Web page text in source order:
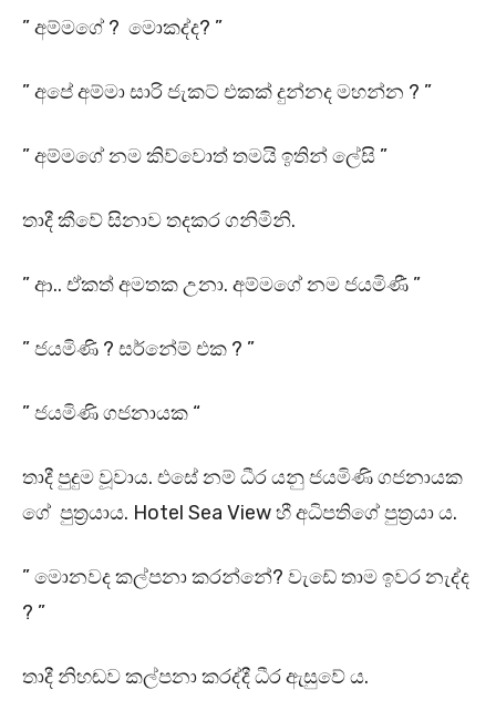
” අම්මගේ ? මොකද්ද? ”
” අපේ අම්මා සාරි ජැකට් එකක් දුන්නද මහන්න ? ”
” අම්මගේ නම කිව්වොත් තමයි ඉතින් ලේසි ”
තාදී කීවේ සිනාව තදකර ගනිමිනි.
” ආ.. ඒකත් අමතක උනා. අම්මගේ නම ජයමිණී ”
” ජයමිණි ? සර්නේම් එක ? ”
” ජයමිණි ගජනායක “
තාදී පුදුම වූවාය. එසේ නම් ධීර යනු ජයමිණි ගජනායක
ගේ පුත්‍රයාය. Hotel Sea View හී අධිපතිගේ පුත්‍රයා ය.
” මොනවද කල්පනා කරන්නේ? වැඩේ තාම ඉවර නැද්ද
? ”
තාදී නිහඬව කල්පනා කරද්දී ධීර ඇසුවේ ය.